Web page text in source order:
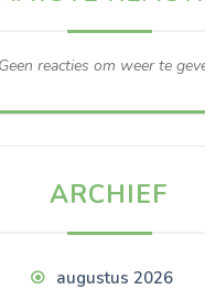
Geen reacties om weer te
ARCHIEF
augustus 2026